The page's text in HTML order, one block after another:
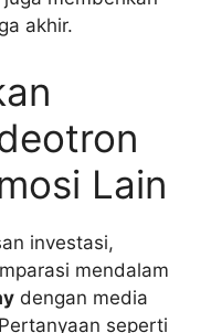
akhir.
Lain
investasi,
mendalam
dengan media
seperti